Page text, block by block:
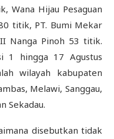
Wana Hijau Pesaguan
titik, PT. Bumi Mekar
Nanga Pinoh 53 titik.
1 hingga 17 Agustus
wilayah kabupaten
Melawi, Sanggau,
Sekadau.
disebutkan tidak